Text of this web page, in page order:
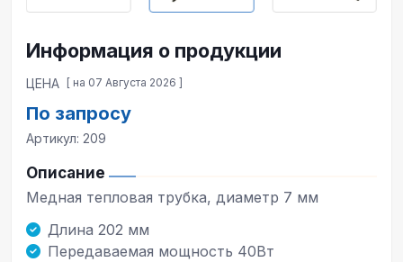
Информация о продукции
ЦЕНА [ на 07 Августа 2026 ]
По запросу
Артикул: 209
Описание
Медная тепловая трубка, диаметр 7 мм
Длина 202 мм
Передаваемая мощность 40Вт